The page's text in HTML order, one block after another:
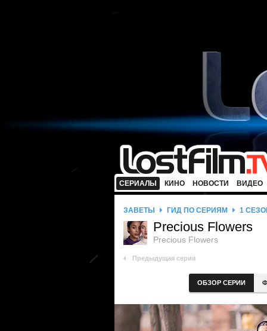
СЕРИАЛЫ КИНО НОВОСТИ ВИДЕО
ЗАВЕТЫ ГИД ПО СЕРИЯМ 1
Precious Flowers
Precious Flowers
Предыдущая серия
ОБЗОР СЕРИИ